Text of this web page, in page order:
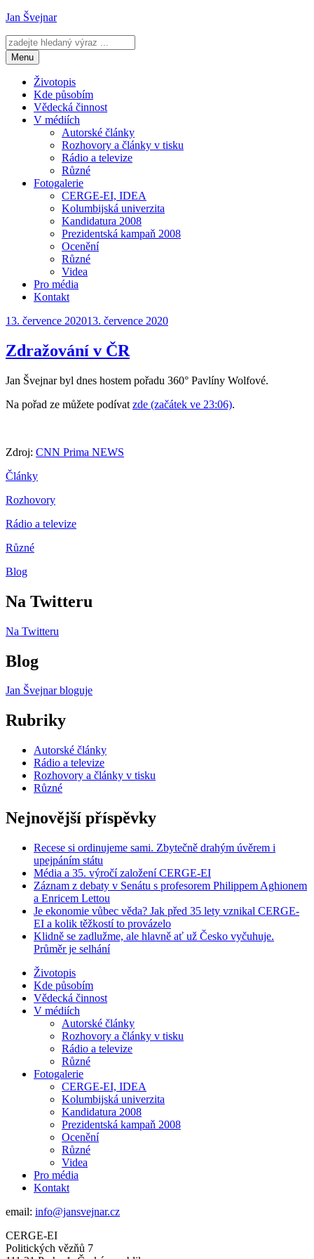
Přejít
obsahu
webu
Jan Švejnar
Menu
Životopis
Kde působím
Vědecká činnost
V médiích
Autorské články
Rozhovory a články v tisku
Rádio a televize
Různé
Fotogalerie
CERGE-EI, IDEA
Kolumbijská univerzita
Kandidatura 2008
Prezidentská kampaň 2008
Ocenění
Různé
Videa
Pro média
Kontakt
Publikováno:
13. července 202013. července 2020
Zdražování v ČR
Jan Švejnar byl dnes hostem pořadu 360° Pavlíny Wolfové.
Na pořad ze můžete podívat zde (začátek ve 23:06).
Zdroj: CNN Prima NEWS
Články
Rozhovory
Rádio a televize
Různé
Blog
Na Twitteru
Na Twitteru
Blog
Jan Švejnar bloguje
Rubriky
Autorské články
Rádio a televize
Rozhovory a články v tisku
Různé
Nejnovější příspěvky
Recese si ordinujeme sami. Zbytečně drahým úvěrem i
upejpáním státu
Média a 35. výročí založení CERGE-EI
Záznam z debaty v Senátu s profesorem Philippem Aghionem
a Enricem Lettou
Je ekonomie vůbec věda? Jak před 35 lety vznikal CERGE-
EI a kolik těžkostí to provázelo
Klidně se zadlužme, ale hlavně ať už Česko vyčuhuje.
Průměr je selhání
Životopis
Kde působím
Vědecká činnost
V médiích
Autorské články
Rozhovory a články v tisku
Rádio a televize
Různé
Fotogalerie
CERGE-EI, IDEA
Kolumbijská univerzita
Kandidatura 2008
Prezidentská kampaň 2008
Ocenění
Různé
Videa
Pro média
Kontakt
email: info@jansvejnar.cz
CERGE-EI
Politických vězňů 7